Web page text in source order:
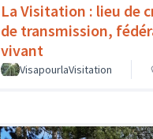
La Visitation : lieu de
de transmission,
vivant
VisapourlaVisitation